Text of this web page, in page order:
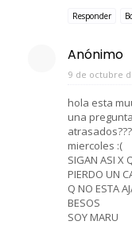
Responder
Anónimo
9 de octubre
hola esta
una
miercoles :(
SIGAN ASI X
PIERDO UN
Q NO ESTA
BESOS
SOY MARU